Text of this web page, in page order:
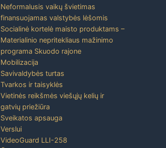
Neformalusis vaikų švietimas
finansuojamas valstybės lėšomis
Socialinė kortelė maisto produktams –
Materialinio nepritekliaus mažinimo
programa Skuodo rajone
Mobilizacija
Savivaldybės turtas
Tvarkos ir taisyklės
Vietinės reikšmės viešųjų kelių ir
gatvių priežiūra
Sveikatos apsauga
Verslui
VideoGuard LLI-258